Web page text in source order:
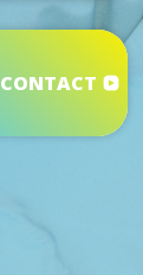
CONTACT